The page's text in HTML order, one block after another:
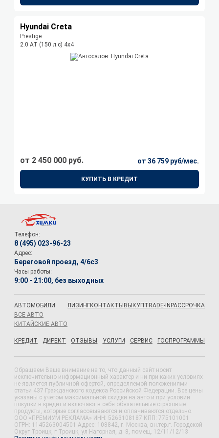
Hyundai Creta
Prestige
2.0 АТ (150 л.с) 4х4
от 2 450 000 руб. от 36 759 руб/мес.
КУПИТЬ В КРЕДИТ
Телефон:
8 (495) 023-96-23
Адрес:
Береговой проезд, 4/6с3
Часы работы:
9:00 - 21:00, без выходных
АВТОМОБИЛИ
ВСЕ АВТО
КИТАЙСКИЕ АВТО
ЛИЗИНГКОНТАКТЫ ВЫКУП TRADE-IN РАССРОЧКА
КРЕДИТ ДИРЕКТ ОТЗЫВЫ УСЛУГИ СЕРВИС ГОСПРОГРАММЫ
Обращаем Ваше внимание на то, что данный сайт носит
исключительно информационный характер и ни при каких условиях
не является публичной офертой, определяемой положениями
статьи 437 Гражданского кодекса Российской Федерации. Все цены
указаны с учетом максимальной скидки на авто и при условии
покупки в кредит и включают в себя обязательные страховые
продукты, которые согласовываются и оплачиваются отдельно.
ООО «ПРЕМИУМ РЕКЛАМА» ИНН: 5263108187 КПП: 775101001
ОГРН: 1145263004501 Адрес: 108842, г. Москва, вн.тер.г. Городской
Округ Троицк, г Троицк, ул Нагорная, д. 8, помещ. 12/11/12/13